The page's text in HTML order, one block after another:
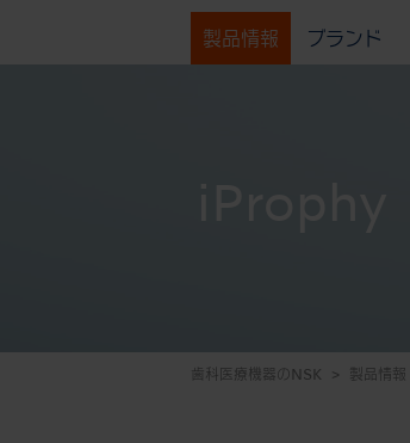
製品情報 ブランド
歯科医療機器のNSK 製品情報